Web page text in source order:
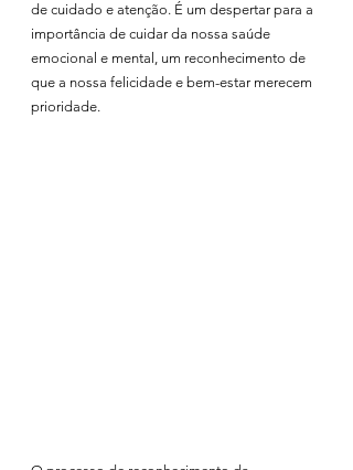
de cuidado e atenção. É um despertar para a
importância de cuidar da nossa saúde
emocional e mental, um reconhecimento de
que a nossa felicidade e bem-estar merecem
prioridade.